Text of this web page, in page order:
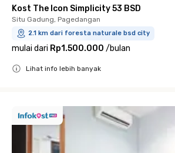
Kost The Icon Simplicity 53 BSD
Situ Gadung, Pagedangan
2.1 km dari foresta naturale bsd city
mulai dari Rp1.500.000 /bulan
Lihat info lebih banyak